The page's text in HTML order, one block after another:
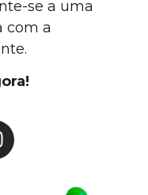
se a uma
com a